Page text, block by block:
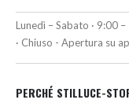
Lunedì – Sabato · 9:00
· Chiuso - Apertura su
PERCHÉ STILLUCE-